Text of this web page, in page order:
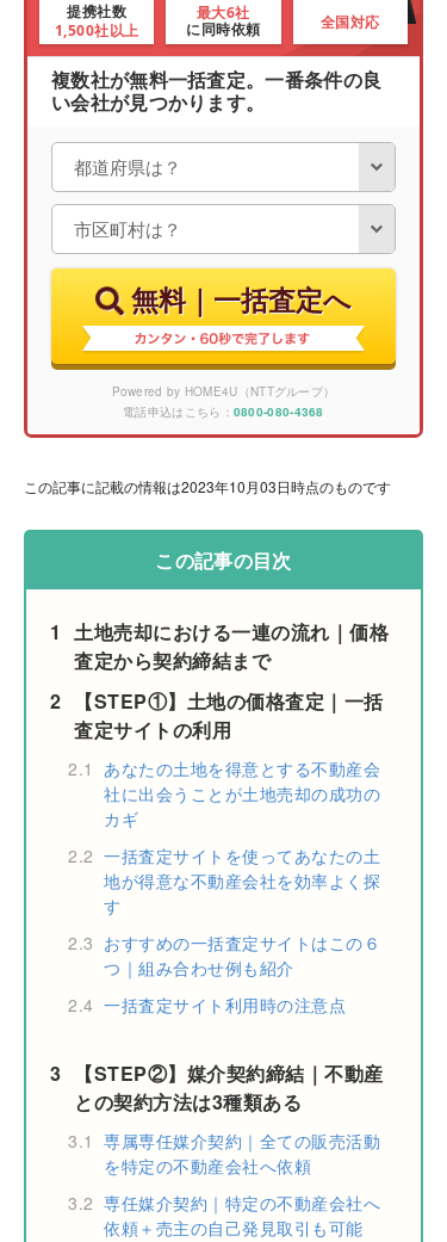
提携社数
1,500社以上
最大6社
に同時依頼 全国対応
複数社が無料一括査定。一番条件の良
い会社が見つかります。
無料｜一括査定へ
Powered by HOME4U（NTTグループ）
電話申込はこちら： 0800-080-4368
この記事に記載の情報は2023年10月03日時点のものです
この記事の目次
1
土地売却における一連の流れ｜価格
査定から契約締結まで
2
【STEP①】土地の価格査定｜一括
査定サイトの利用
2.1 あなたの土地を得意とする不動産会
社に出会うことが土地売却の成功の
カギ
2.2 一括査定サイトを使ってあなたの土
地が得意な不動産会社を効率よく探
す
2.3 おすすめの一括査定サイトはこの６
つ｜組み合わせ例も紹介
2.4 一括査定サイト利用時の注意点
3
【STEP②】媒介契約締結｜不動産
との契約方法は3種類ある
3.1 専属専任媒介契約｜全ての販売活動
を特定の不動産会社へ依頼
3.2 専任媒介契約｜特定の不動産会社へ
依頼＋売主の自己発見取引も可能